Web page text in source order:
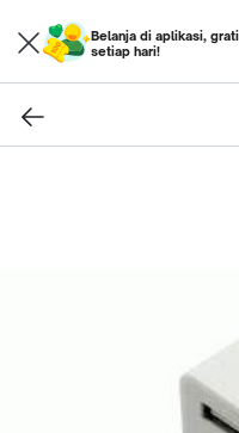
Belanja di aplikasi,
setiap hari!